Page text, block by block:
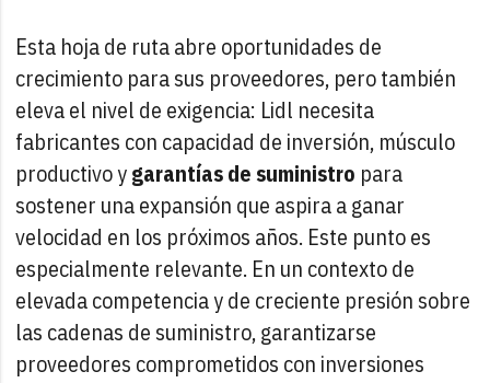
Esta hoja de ruta abre oportunidades de
crecimiento para sus proveedores, pero también
eleva el nivel de exigencia: Lidl necesita
fabricantes con capacidad de inversión, músculo
productivo ygarantías de suministro para
sostener una expansión que aspira a ganar
velocidad en los próximos años. Este punto es
especialmente relevante. En un contexto de
elevada competencia y de creciente presión sobre
las cadenas de suministro, garantizarse
proveedores comprometidos con inversiones